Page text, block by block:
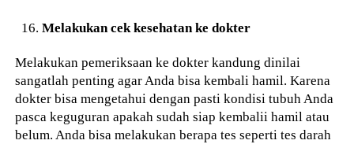
Melakukan cek kesehatan ke dokter
Melakukan pemeriksaan ke dokter kandung dinilai
sangatlah penting agar Anda bisa kembali hamil. Karena
dokter bisa mengetahui dengan pasti kondisi tubuh Anda
pasca keguguran apakah sudah siap kembalii hamil atau
belum. Anda bisa melakukan berapa tes seperti tes darah